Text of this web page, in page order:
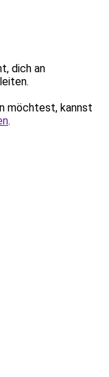
dich an
möchtest, kannst
.